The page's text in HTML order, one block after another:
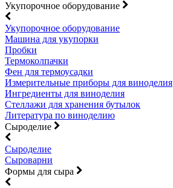
Укупорочное оборудование
Укупорочное оборудование
Машина для укупорки
Пробки
Термоколпачки
Фен для термоусадки
Измерительные приборы для виноделия
Ингредиенты для виноделия
Стеллажи для хранения бутылок
Литература по виноделию
Сыроделие
Сыроделие
Сыроварни
Формы для сыра